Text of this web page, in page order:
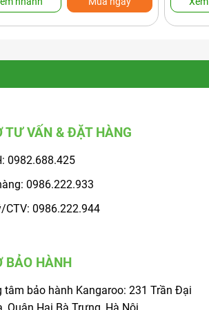
TƯ VẤN & ĐẶT HÀNG
0982.688.425
0986.222.933
CTV: 0986.222.944
BẢO HÀNH
tâm bảo hành Kangaroo: 231 Trần Đại